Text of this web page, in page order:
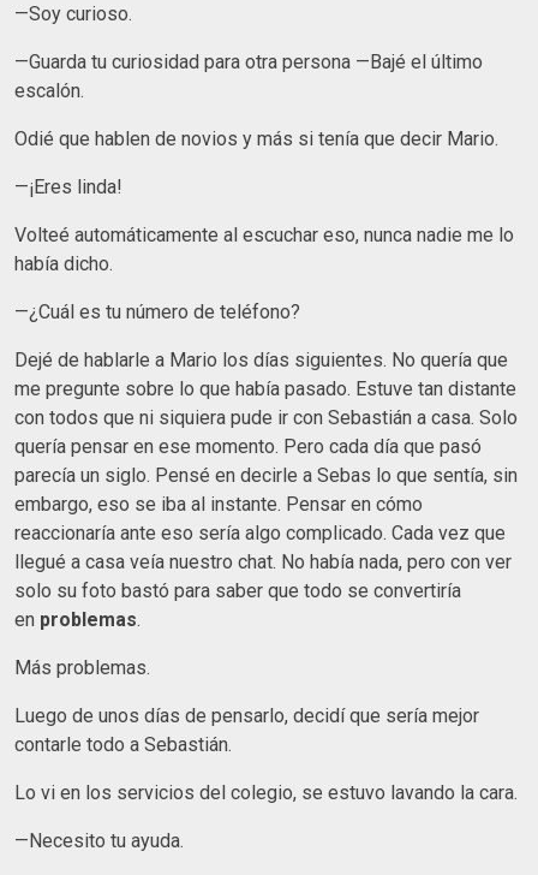
—Soy curioso.
—Guarda tu curiosidad para otra persona —Bajé el último
escalón.
Odié que hablen de novios y más si tenía que decir Mario.
—¡Eres linda!
Volteé automáticamente al escuchar eso, nunca nadie me lo
había dicho.
—¿Cuál es tu número de teléfono?
Dejé de hablarle a Mario los días siguientes. No quería que
me pregunte sobre lo que había pasado. Estuve tan distante
con todos que ni siquiera pude ir con Sebastián a casa. Solo
quería pensar en ese momento. Pero cada día que pasó
parecía un siglo. Pensé en decirle a Sebas lo que sentía, sin
embargo, eso se iba al instante. Pensar en cómo
reaccionaría ante eso sería algo complicado. Cada vez que
llegué a casa veía nuestro chat. No había nada, pero con ver
solo su foto bastó para saber que todo se convertiría
en problemas.
Más problemas.
Luego de unos días de pensarlo, decidí que sería mejor
contarle todo a Sebastián.
Lo vi en los servicios del colegio, se estuvo lavando la cara.
—Necesito tu ayuda.